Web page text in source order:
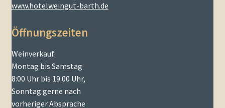
www.hotelweingut-barth.de
Öffnungszeiten
Weinverkauf:
Montag bis Samstag
8:00 Uhr bis 19:00 Uhr,
Sonntag gerne nach
vorheriger Absprache